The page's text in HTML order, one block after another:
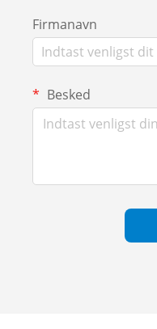
Firmanavn
Besked